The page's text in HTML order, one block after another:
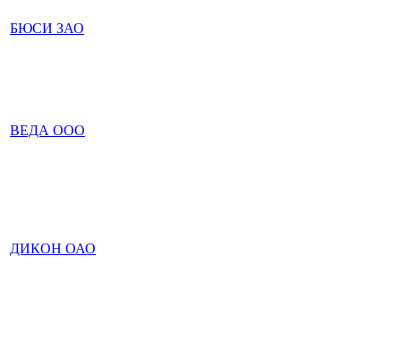
БЮСИ ЗАО
ВЕДА ООО
ДИКОН ОАО